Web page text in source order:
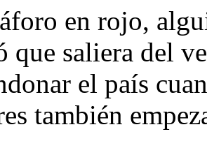
en rojo,
que saliera del
el país
también